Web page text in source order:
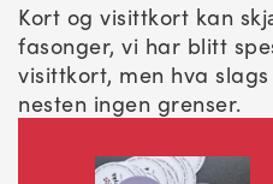
Kort og visittkort kan
fasonger, vi har blitt
visittkort, men hva
nesten ingen grenser.